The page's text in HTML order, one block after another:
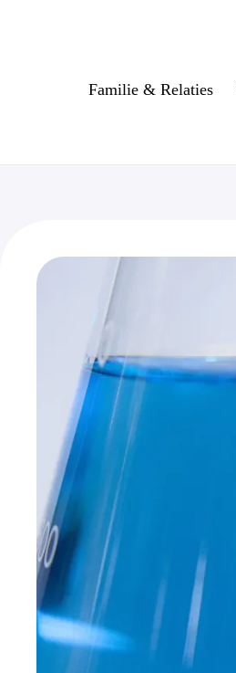
Familie & Relaties